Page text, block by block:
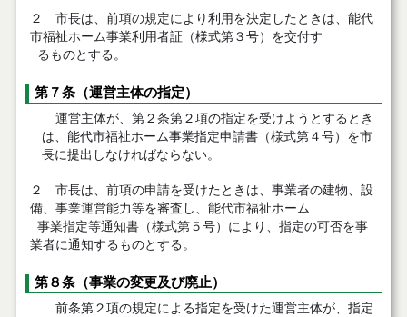
２ 市長は、前項の規定により利用を決定したときは、能代
市福祉ホーム事業利用者証（様式第３号）を交付す
るものとする。
第７条（運営主体の指定）
運営主体が、第２条第２項の指定を受けようとするとき
は、能代市福祉ホーム事業指定申請書（様式第４号）を市
長に提出しなければならない。
２ 市長は、前項の申請を受けたときは、事業者の建物、設
備、事業運営能力等を審査し、能代市福祉ホーム
事業指定等通知書（様式第５号）により、指定の可否を事
業者に通知するものとする。
第８条（事業の変更及び廃止）
前条第２項の規定による指定を受けた運営主体が、指定